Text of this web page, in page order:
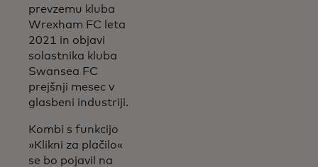
prevzemu kluba
Wrexham FC leta
2021 in objavi
solastnika kluba
Swansea FC
prejšnji mesec v
glasbeni industriji.
Kombi s funkcijo
»Klikni za plačilo«
se bo pojavil na